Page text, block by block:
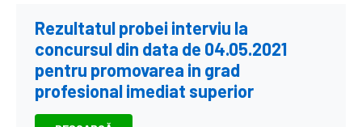
Rezultatul probei interviu la
concursul din data de 04.05.2021
pentru promovarea in grad
profesional imediat superior